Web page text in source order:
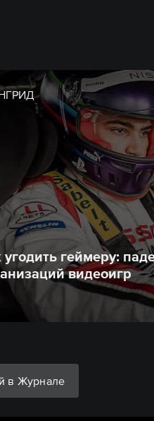
угодить геймеру:
видеоигр
в Журнале